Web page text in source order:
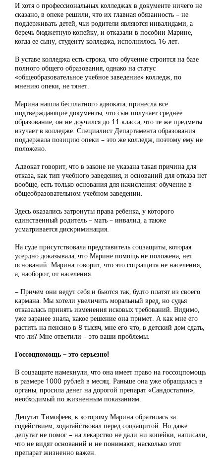
И хотя о профессиональных колледжах в документе ничего не
сказано, в опеке решили, что их главная обязанность – не
поддерживать детей, чьи родители являются инвалидами, а
беречь бюджетную копейку, и отказали в пособии Марине,
когда ее сыну, студенту колледжа, исполнилось 16 лет.
В уставе колледжа есть строка, что обучение строится на базе
полного общего образования, однако на статус
«общеобразовательное учебное заведение» колледж, по
мнению опеки, не тянет.
Марина нашла бесплатного адвоката, принесла все
подтверждающие документы, что сын получает среднее
образование, он не доучился до 11 класса, что те же предметы
изучает в колледже. Специалист Департамента образования
поддержала позицию опеки – это же колледж, поэтому ему не
положено.
Адвокат говорит, что в законе не указана такая причина для
отказа, как тип учебного заведения, и оснований для отказа нет
вообще, есть только основания для начисления: обучение в
общеобразовательном учебном заведении.
Здесь оказались затронуты права ребенка, у которого
единственный родитель – мать – инвалид, а также
усматривается дискриминация.
На суде присутствовала представитель соцзащиты, которая
усердно доказывала, что Марине помощь не положена, нет
оснований. Марина говорит, что это соцзащита не населения,
а, наоборот, от населения.
– Причем они ведут себя и бьются так, будто платят из своего
кармана. Мы хотели увеличить моральный вред, но судья
отказалась принять изменения исковых требований. Видимо,
уже заранее знала, какое решение она примет. А как мне его
растить на пенсию в 8 тысяч, мне его что, в детский дом сдать,
что ли? Мне ответили – это ваши проблемы.
Госсоцпомощь – это серьезно!
В соцзащите намекнули, что она имеет право на госсоцпомощь
в размере 1000 рублей в месяц. Раньше она уже обращалась в
органы, просила денег на дорогой препарат «Сандостатин»,
необходимый по жизненным показаниям.
Депутат Тимофеев, к которому Марина обратилась за
содействием, ходатайствовал перед соцзащитой. Но даже
депутат не помог – на лекарство не дали ни копейки, написали,
что не видят оснований и не понимают, насколько этот
препарат жизненно важен.